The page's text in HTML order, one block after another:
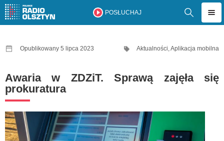
POSŁUCHAJ
Opublikowany 5 lipca 2023 Aktualności,Aplikacja mobilna
Awaria w ZDZiT. Sprawą zajęła się
prokuratura